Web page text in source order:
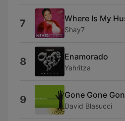
7 Where Is My
Shay7
8 Enamorado
Yahritza
9 Gone Gone
David Blasucci